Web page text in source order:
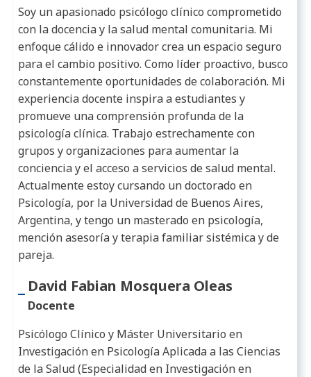
Soy un apasionado psicólogo clínico comprometido
con la docencia y la salud mental comunitaria. Mi
enfoque cálido e innovador crea un espacio seguro
para el cambio positivo. Como líder proactivo, busco
constantemente oportunidades de colaboración. Mi
experiencia docente inspira a estudiantes y
promueve una comprensión profunda de la
psicología clínica. Trabajo estrechamente con
grupos y organizaciones para aumentar la
conciencia y el acceso a servicios de salud mental.
Actualmente estoy cursando un doctorado en
Psicología, por la Universidad de Buenos Aires,
Argentina, y tengo un masterado en psicología,
mención asesoría y terapia familiar sistémica y de
pareja.
David Fabian Mosquera Oleas
Docente
Psicólogo Clínico y Máster Universitario en
Investigación en Psicología Aplicada a las Ciencias
de la Salud (Especialidad en Investigación en